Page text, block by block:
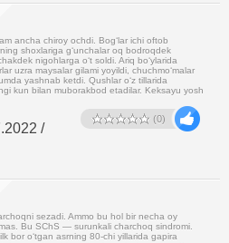
ancha chiroy ochdi. Bog‘lar ichi oftob
shoxlariga g‘unchalar oq bodroqdek
nigohlarga o‘t soldi. Ariq bo‘ylarida
uzra maysalar gilami yoyildi, chuchmo‘malar
yashnab ketdi. Qushlar o‘z tillarida
kun bilan muborakbod etadilar. Keksayu yosh
(0)
/
sezadi. Ammo bu hol bir necha oy
Bu SChS — surunkali charchoq sindromi.
bor o‘tgan asrning 80-chi yillarida gapira